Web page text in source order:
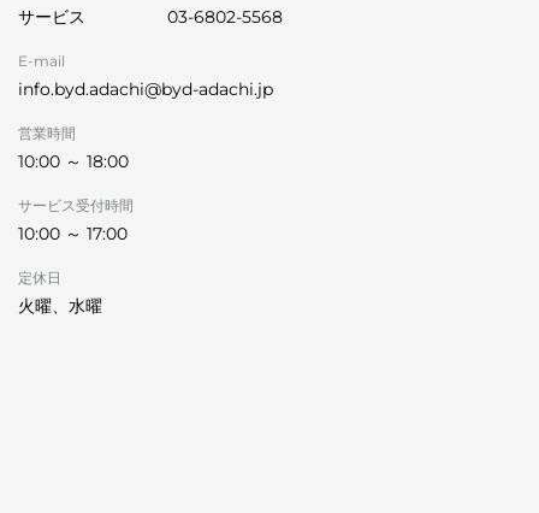
サービス
03-6802-5568
E-mail
info.byd.adachi@byd-adachi.jp
営業時間
10:00 ～ 18:00
サービス受付時間
10:00 ～ 17:00
定休日
火曜、水曜